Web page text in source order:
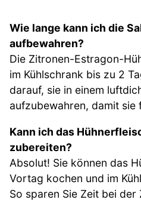
Wie lange kann ich die
aufbewahren?
Die Zitronen-Estragon-
im Kühlschrank bis zu 2
darauf, sie in einem
aufzubewahren, damit sie
Kann ich das
zubereiten?
Absolut! Sie können das
Vortag kochen und im
So sparen Sie Zeit bei